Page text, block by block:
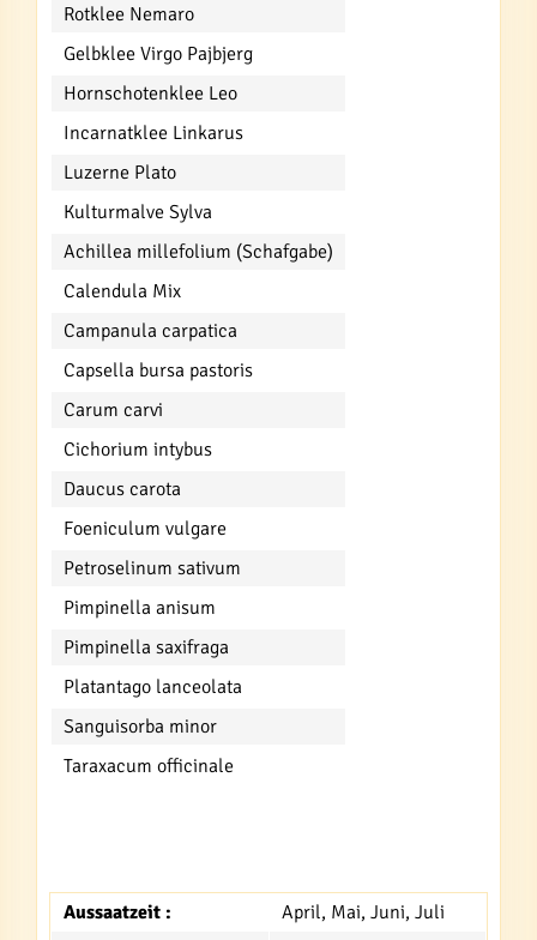
Rotklee Nemaro
Gelbklee Virgo Pajbjerg
Hornschotenklee Leo
Incarnatklee Linkarus
Luzerne Plato
Kulturmalve Sylva
Achillea millefolium (Schafgabe)
Calendula Mix
Campanula carpatica
Capsella bursa pastoris
Carum carvi
Cichorium intybus
Daucus carota
Foeniculum vulgare
Petroselinum sativum
Pimpinella anisum
Pimpinella saxifraga
Platantago lanceolata
Sanguisorba minor
Taraxacum officinale
Aussaatzeit :
April, Mai, Juni, Juli